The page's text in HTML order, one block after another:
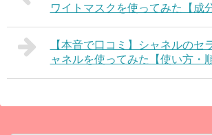
ワイトマスクを使ってみた【成
【本音で口コミ】シャネルのセ
ャネルを使ってみた【使い方・